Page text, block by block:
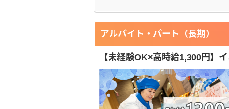
アルバイト・パート（長期）
【未経験OK×高時給1,300円】